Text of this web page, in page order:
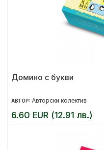
Домино с букви
АВТОР: Авторски колектив
6.60 EUR (12.91 лв.)